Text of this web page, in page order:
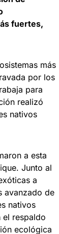
fuertes,
más
por los
para
realizó
nativos
a esta
Junto al
a
avanzado de
nativos
el respaldo
ecológica